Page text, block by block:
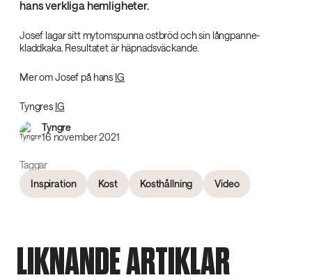
hans verkliga hemligheter.
Josef lagar sitt mytomspunna ostbröd och sin långpanne-
kladdkaka. Resultatet är häpnadsväckande.
Mer om Josef på hans IG
Tyngres IG
Tyngre
16 november 2021
Taggar
Inspiration
Kost Kosthållning Video
LIKNANDE ARTIKLAR